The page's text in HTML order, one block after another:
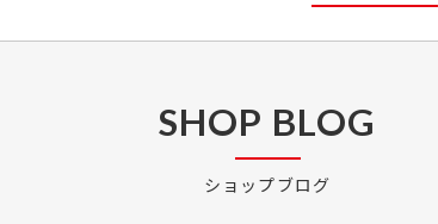
SHOP BLOG
ショップブログ